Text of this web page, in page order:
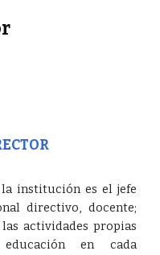
es el jefe
directivo, docente;
actividades propias
en cada